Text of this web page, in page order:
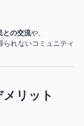
との交流や、
れないコミュニティ
リット